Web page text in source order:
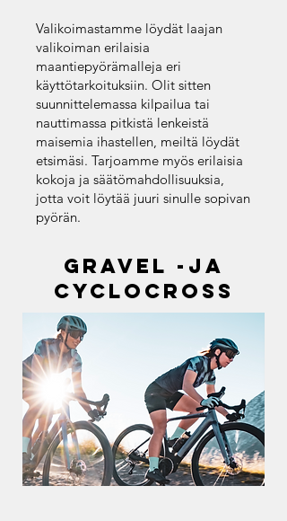
Valikoimastamme löydät laajan
valikoiman erilaisia
maantiepyörämalleja eri
käyttötarkoituksiin. Olit sitten
suunnittelemassa kilpailua tai
nauttimassa pitkistä lenkeistä
maisemia ihastellen, meiltä löydät
etsimäsi. Tarjoamme myös erilaisia
kokoja ja säätömahdollisuuksia,
jotta voit löytää juuri sinulle sopivan
pyörän.
gravel -ja
cyclocross